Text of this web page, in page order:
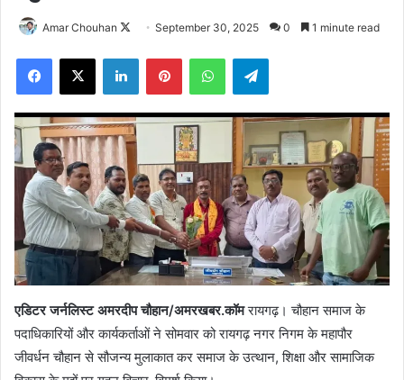
Amar Chouhan
FollowSeptember 30, 2025 0 1 minute read
Facebook
X LinkedInPinterestWhatsAppTelegram
एडिटर जर्नलिस्ट अमरदीप चौहान/अमरखबर.कॉमरायगढ़। चौहान समाज के
पदाधिकारियों और कार्यकर्ताओं ने सोमवार को रायगढ़ नगर निगम के महापौर
जीवर्धन चौहान से सौजन्य मुलाकात कर समाज के उत्थान, शिक्षा और सामाजिक